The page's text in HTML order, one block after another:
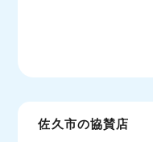
佐久市の協賛店